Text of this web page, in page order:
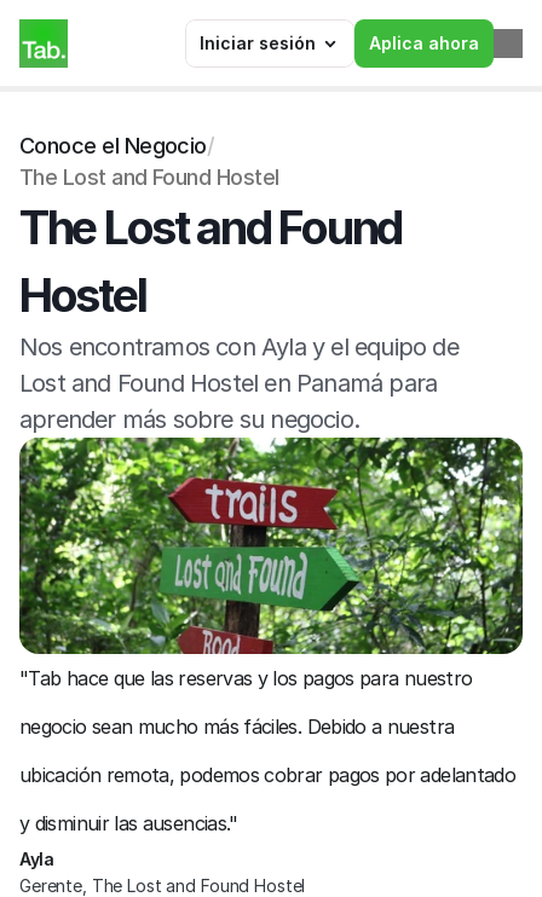
Iniciar sesión Aplica ahora
Conoce el Negocio/
The Lost and Found Hostel
The Lost and Found
Hostel
Nos encontramos con Ayla y el equipo de
Lost and Found Hostel en Panamá para
aprender más sobre su negocio.
"Tab hace que las reservas y los pagos para nuestro
negocio sean mucho más fáciles. Debido a nuestra
ubicación remota, podemos cobrar pagos por adelantado
y disminuir las ausencias."
Ayla
Gerente, The Lost and Found Hostel